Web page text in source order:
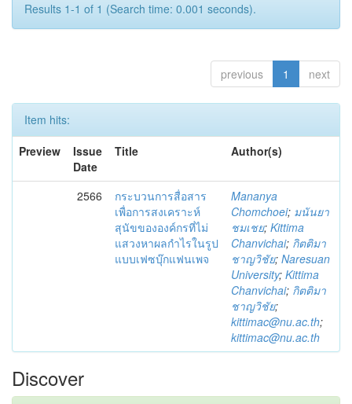
Results 1-1 of 1 (Search time: 0.001 seconds).
previous 1 next
Item hits:
Preview
Issue
Date
Title Author(s)
2566
กระบวนการสื่อสาร
เพื่อการสงเคราะห์
สุนัขขององค์กรที่ไม่
แสวงหาผลกำไรในรูป
แบบเฟซบุ๊กแฟนเพจ
Mananya
Chomchoei; มนันยา
ชมเชย; Kittima
Chanvichai; กิตติมา
ชาญวิชัย; Naresuan
University; Kittima
Chanvichai; กิตติมา
ชาญวิชัย;
kittimac@nu.ac.th;
kittimac@nu.ac.th
Discover